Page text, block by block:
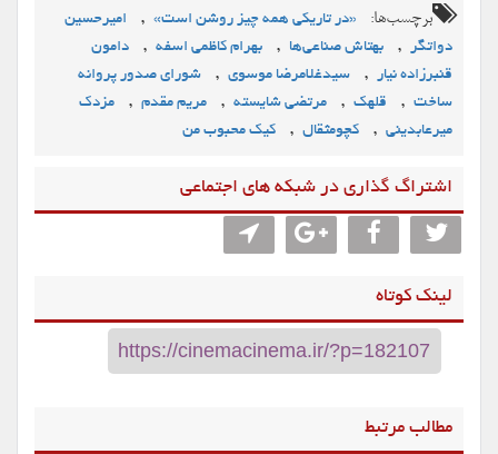
برچسب‌ها: «در تاریکی همه چیز روشن است» ,
امیرحسین
دواتگر , بهتاش صناعی‌ها , بهرام کاظمی اسفه ,
دامون
قنبرزاده نیار , سیدغلامرضا موسوی ,
شورای صدور پروانه
ساخت , قلهک , مرتضی شایسته , مریم مقدم ,
مزدک
میرعابدینی , کچومثقال , کیک محبوب من
اشتراگ گذاری در شبکه های اجتماعی
لینک کوتاه
مطالب مرتبط